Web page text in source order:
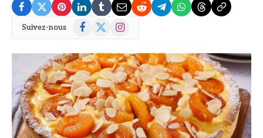
Suivez-nous Facebook
X
Instagram